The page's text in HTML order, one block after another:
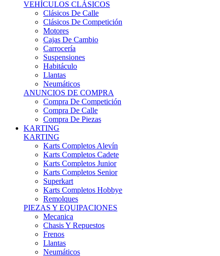
Clásicos De Competición
Motores
Cajas De Cambio
Carrocería
Suspensiones
Habitáculo
Llantas
Neumáticos
ANUNCIOS DE COMPRA
Compra De Competición
Compra De Calle
Compra De Piezas
KARTING
KARTING
Karts Completos Alevín
Karts Completos Cadete
Karts Completos Junior
Karts Completos Senior
Superkart
Karts Completos Hobbye
Remolques
PIEZAS Y EQUIPACIONES
Mecanica
Chasis Y Repuestos
Frenos
Llantas
Neumáticos
Equipación Adultos